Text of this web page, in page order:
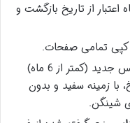
حداقل 6 ماه اعتبار از تاریخ بازگشت و
تمامی صفحات.
دو قطعه عکس جدید (کمتر از 6 ماه)
رخ، با زمینه سفید و بدون
شینگن.